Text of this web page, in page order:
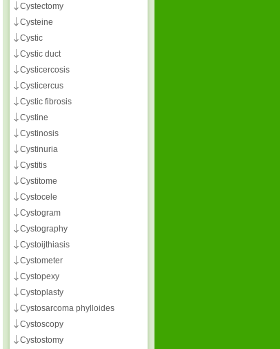
Cystectomy
Cysteine
Cystic
Cystic duct
Cysticercosis
Cysticercus
Cystic fibrosis
Cystine
Cystinosis
Cystinuria
Cystitis
Cystitome
Cystocele
Cystogram
Cystography
Cystoijthiasis
Cystometer
Cystopexy
Cystoplasty
Cystosarcoma phylloides
Cystoscopy
Cystostomy